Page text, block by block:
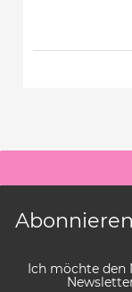
Ich möchte den